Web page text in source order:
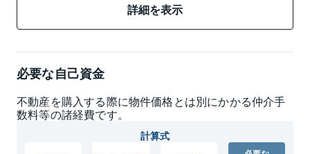
詳細を表示
必要な自己資金
不動産を購入する際に物件価格とは別にかかる仲介手
数料等の諸経費です。
計算式